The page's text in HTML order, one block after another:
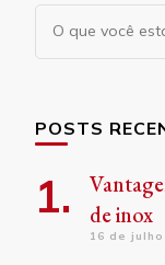
Procurando
algo?
POSTS
de inox
16 de